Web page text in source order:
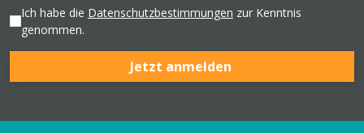
Ich habe die Datenschutzbestimmungen zur Kenntnis
genommen.
Jetzt anmelden